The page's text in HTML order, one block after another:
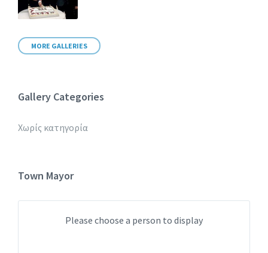
MORE GALLERIES
Gallery Categories
Χωρίς κατηγορία
Town Mayor
Please choose a person to display